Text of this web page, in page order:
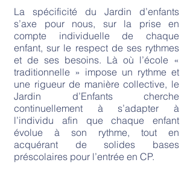
La spécificité du Jardin d’enfants
s’axe pour nous, sur la prise en
compte individuelle de chaque
enfant, sur le respect de ses rythmes
et de ses besoins. Là où l’école «
traditionnelle » impose un rythme et
une rigueur de manière collective, le
Jardin d’Enfants cherche
continuellement à s’adapter à
l’individu afin que chaque enfant
évolue à son rythme, tout en
acquérant de solides bases
préscolaires pour l’entrée en CP.